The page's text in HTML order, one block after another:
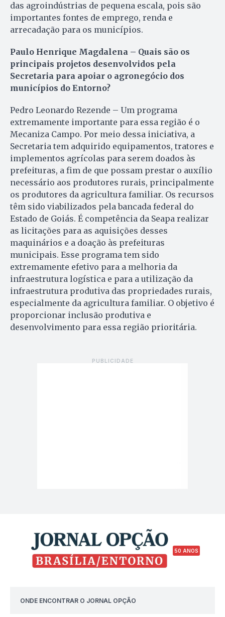
das agroindústrias de pequena escala, pois são
importantes fontes de emprego, renda e
arrecadação para os municípios.
Paulo Henrique Magdalena – Quais são os
principais projetos desenvolvidos pela
Secretaria para apoiar o agronegócio dos
municípios do Entorno?
Pedro Leonardo Rezende – Um programa
extremamente importante para essa região é o
Mecaniza Campo. Por meio dessa iniciativa, a
Secretaria tem adquirido equipamentos, tratores e
implementos agrícolas para serem doados às
prefeituras, a fim de que possam prestar o auxílio
necessário aos produtores rurais, principalmente
os produtores da agricultura familiar. Os recursos
têm sido viabilizados pela bancada federal do
Estado de Goiás. É competência da Seapa realizar
as licitações para as aquisições desses
maquinários e a doação às prefeituras
municipais. Esse programa tem sido
extremamente efetivo para a melhoria da
infraestrutura logística e para a utilização da
infraestrutura produtiva das propriedades rurais,
especialmente da agricultura familiar. O objetivo é
proporcionar inclusão produtiva e
desenvolvimento para essa região prioritária.
50 ANOS
ONDE ENCONTRAR O JORNAL OPÇÃO